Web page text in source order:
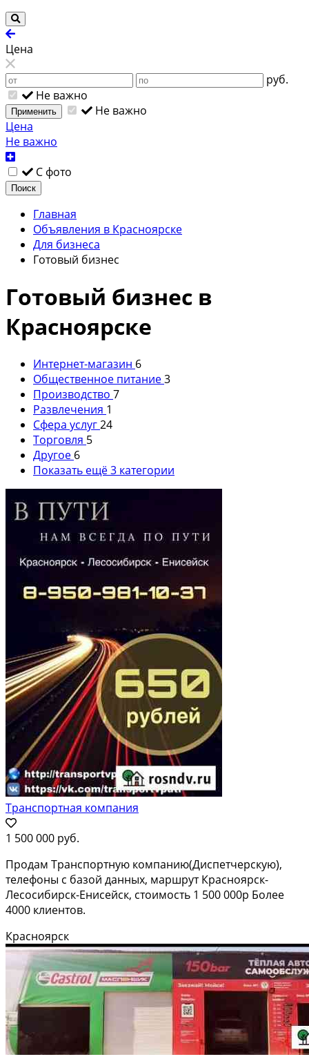
Цена
руб.
Не важно
Применить
Не важно
Цена
Не важно
С фото
Поиск
Главная
Объявления в Красноярске
Для бизнеса
Готовый бизнес
Готовый бизнес в
Красноярске
Интернет-магазин 6
Общественное питание3
Производство 7
Развлечения 1
Сфера услуг24
Торговля 5
Другое 6
Показать ещё 3 категории
Транспортная компания
1 500 000 руб.
Продам Транспортную компанию(Диспетчерскую),
телефоны с базой данных, маршрут Красноярск-
Лесосибирск-Енисейск, стоимость 1 500 000р Более
4000 клиентов.
Красноярск